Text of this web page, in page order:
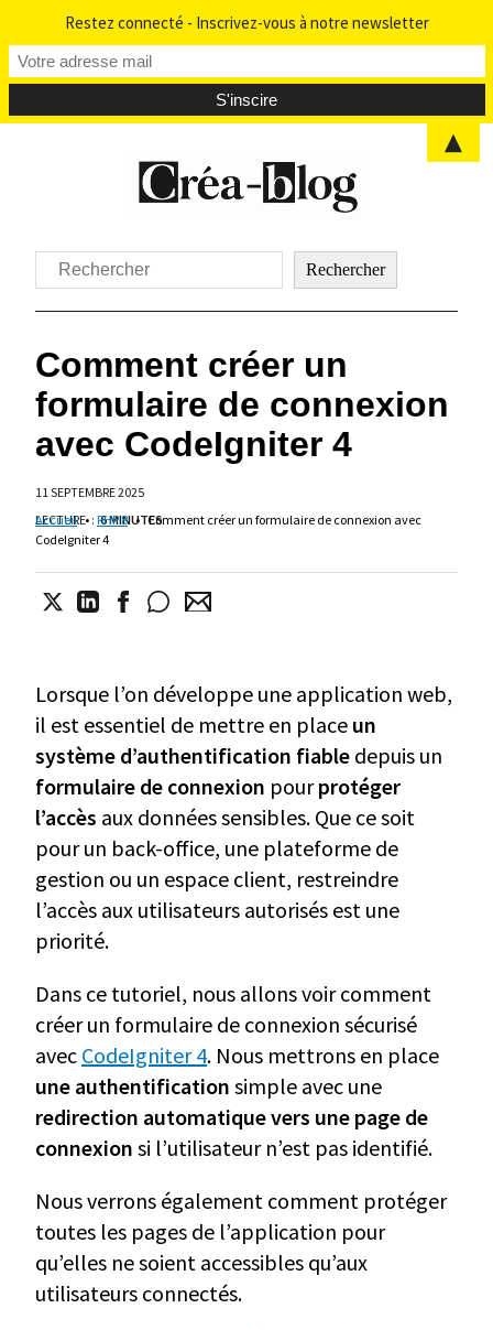
Rechercher Rechercher
Comment créer un
formulaire de connexion
avec CodeIgniter 4
11 SEPTEMBRE 2025
LECTURE : 6 MINUTES
Accueil • PHP 8 • Comment créer un formulaire de connexion avec
CodeIgniter 4
Lorsque l’on développe une application web,
il est essentiel de mettre en place un
système d’authentification fiable depuis un
formulaire de connexion pourprotéger
l’accès aux données sensibles. Que ce soit
pour un back-office, une plateforme de
gestion ou un espace client, restreindre
l’accès aux utilisateurs autorisés est une
priorité.
Dans ce tutoriel, nous allons voir comment
créer un formulaire de connexion sécurisé
avec CodeIgniter 4. Nous mettrons en place
une authentification simple avec une
redirection automatique vers une page de
connexion si l’utilisateur n’est pas identifié.
Nous verrons également comment protéger
toutes les pages de l’application pour
qu’elles ne soient accessibles qu’aux
utilisateurs connectés.
Restez connecté - Inscrivez-vous à notre newsletter
▲